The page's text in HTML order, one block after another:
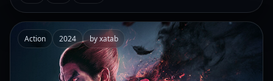
Action 2024 by xatab